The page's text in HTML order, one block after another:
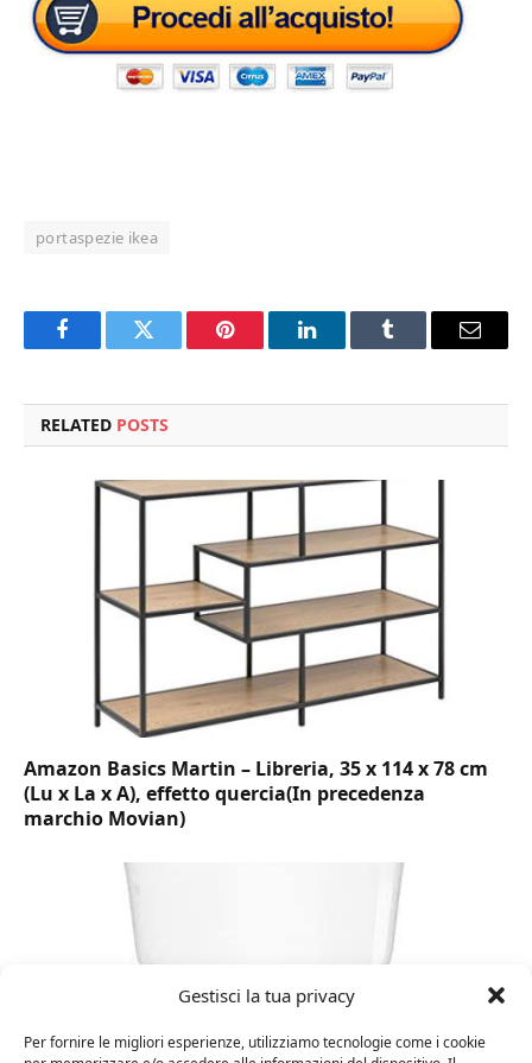
Gestisci la tua privacy
Per fornire le migliori esperienze, utilizziamo tecnologie come i cookie
portaspezie ikea
FacebookTwitter Pinterest LinkedInTumblr Email
RELATED POSTS
Amazon Basics Martin – Libreria, 35 x 114 x 78 cm
(Lu x La x A), effetto quercia(In precedenza
marchio Movian)